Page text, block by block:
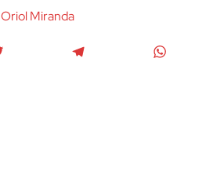
Oriol Miranda